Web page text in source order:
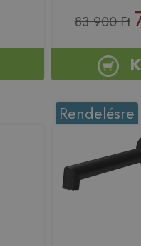
83 900 Ft
Rendelésre